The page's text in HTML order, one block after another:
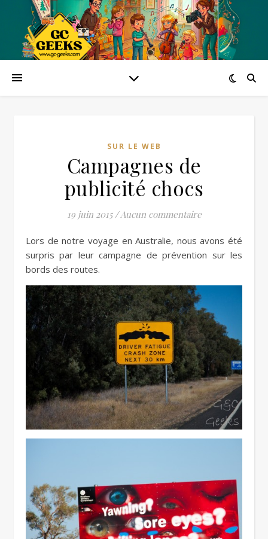
SUR LE WEB
Campagnes de
publicité chocs
19 juin 2015 /Aucun commentaire
Lors de notre voyage en Australie, nous avons été
surpris par leur campagne de prévention sur les
bords des routes.